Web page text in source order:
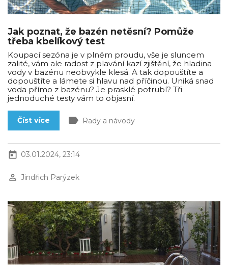
Jak poznat, že bazén netěsní? Pomůže
třeba kbelíkový test
Koupací sezóna je v plném proudu, vše je sluncem
zalité, vám ale radost z plavání kazí zjištění, že hladina
vody v bazénu neobvykle klesá. A tak dopouštíte a
dopouštíte a lámete si hlavu nad příčinou. Uniká snad
voda přímo z bazénu? Je prasklé potrubí? Tři
jednoduché testy vám to objasní.
Číst více label Rady a návody
today 03.01.2024, 23:14
perm_identity Jindřich Parýzek